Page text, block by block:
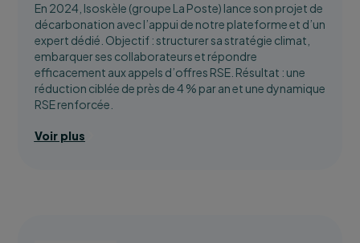
En 2024, Isoskèle (groupe La Poste) lance son projet de
décarbonation avec l’appui de notre plateforme et d’un
expert dédié. Objectif : structurer sa stratégie climat,
embarquer ses collaborateurs et répondre
efficacement aux appels d’offres RSE. Résultat : une
réduction ciblée de près de 4 % par an et une dynamique
RSE renforcée.
Voir plus